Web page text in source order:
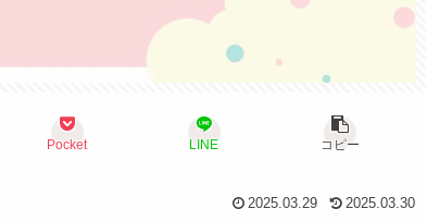
Pocket LINE コピー
2025.03.29 2025.03.30